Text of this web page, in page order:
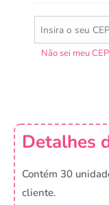
Não sei meu CEP
Detalhes
Contém 30
cliente.